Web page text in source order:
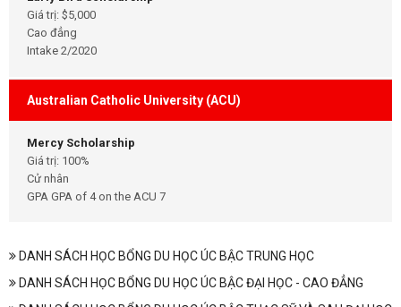
Giá trị: $5,000
Cao đẳng
Intake 2/2020
Australian Catholic University (ACU)
Mercy Scholarship
Giá trị: 100%
Cử nhân
GPA GPA of 4 on the ACU 7
DANH SÁCH HỌC BỔNG DU HỌC ÚC BẬC TRUNG HỌC
DANH SÁCH HỌC BỔNG DU HỌC ÚC BẬC ĐẠI HỌC - CAO ĐẲNG